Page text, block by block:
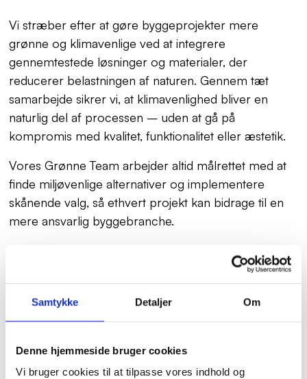
Samtykke Detaljer Om
Denne hjemmeside bruger cookies
Vi bruger cookies til at tilpasse vores indhold og
Vi stræber efter at gøre byggeprojekter mere
grønne og klimavenlige ved at integrere
gennemtestede løsninger og materialer, der
reducerer belastningen af naturen. Gennem tæt
samarbejde sikrer vi, at klimavenlighed bliver en
naturlig del af processen – uden at gå på
kompromis med kvalitet, funktionalitet eller æstetik.
Vores Grønne Team arbejder altid målrettet med at
finde miljøvenlige alternativer og implementere
skånende valg, så ethvert projekt kan bidrage til en
mere ansvarlig byggebranche.